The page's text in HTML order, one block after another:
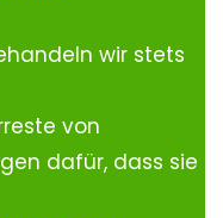
wir stets
von
dafür, dass sie